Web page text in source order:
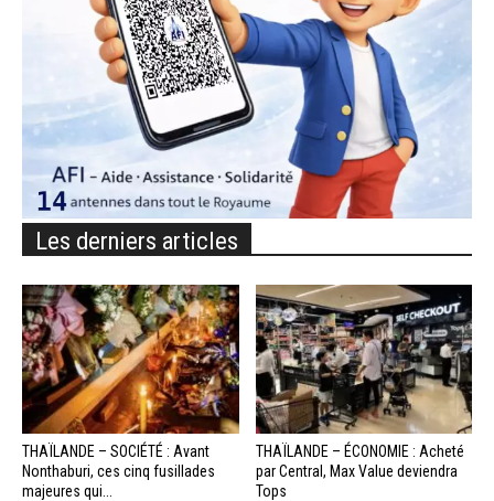
Les derniers articles
THAÏLANDE – SOCIÉTÉ : Avant
Nonthaburi, ces cinq fusillades
majeures qui...
THAÏLANDE – ÉCONOMIE : Acheté
par Central, Max Value deviendra
Tops